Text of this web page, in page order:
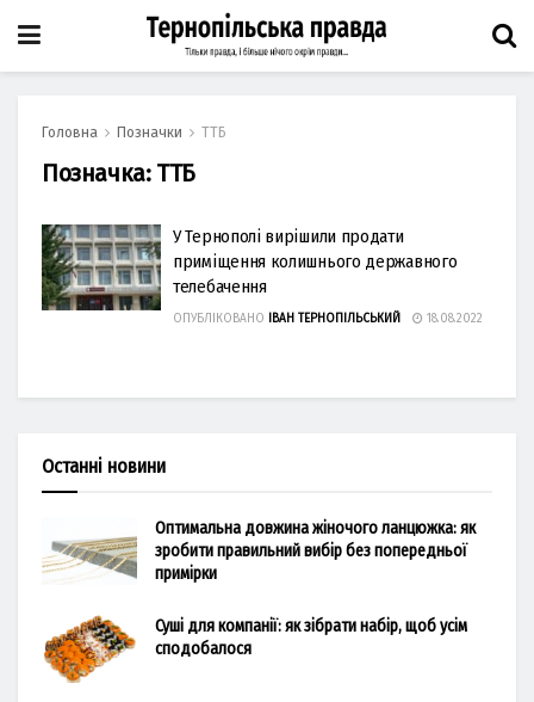
Головна Позначки ТТБ
Позначка: ТТБ
У Тернополі вирішили продати
приміщення колишнього державного
телебачення
ОПУБЛІКОВАНО ІВАН ТЕРНОПІЛЬСЬКИЙ 18.08.2022
Останні новини
Оптимальна довжина жіночого ланцюжка: як
зробити правильний вибір без попередньої
примірки
Суші для компанії: як зібрати набір, щоб усім
сподобалося